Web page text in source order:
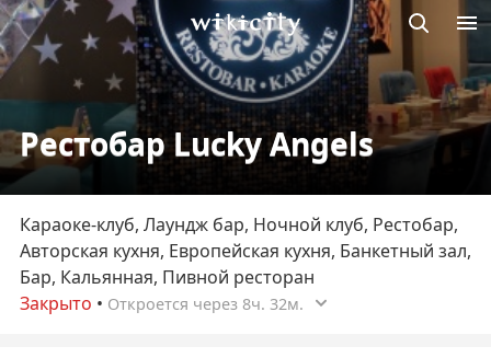
Викисити
Рестобар Lucky Angels
Караоке-клуб, Лаундж бар, Ночной клуб, Рестобар,
Авторская кухня, Европейская кухня, Банкетный зал,
Бар, Кальянная, Пивной ресторан
Закрыто • Откроется через 8ч. 32м.